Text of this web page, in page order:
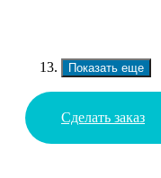
Показать еще
Сделать заказ